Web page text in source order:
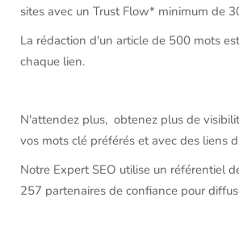
sites avec un Trust Flow* minimum de
La rédaction d'un article de 500 mots
chaque lien.
N'attendez plus, obtenez plus de
vos mots clé préférés et avec des liens
Notre Expert SEO utilise un référentiel
257 partenaires de confiance pour